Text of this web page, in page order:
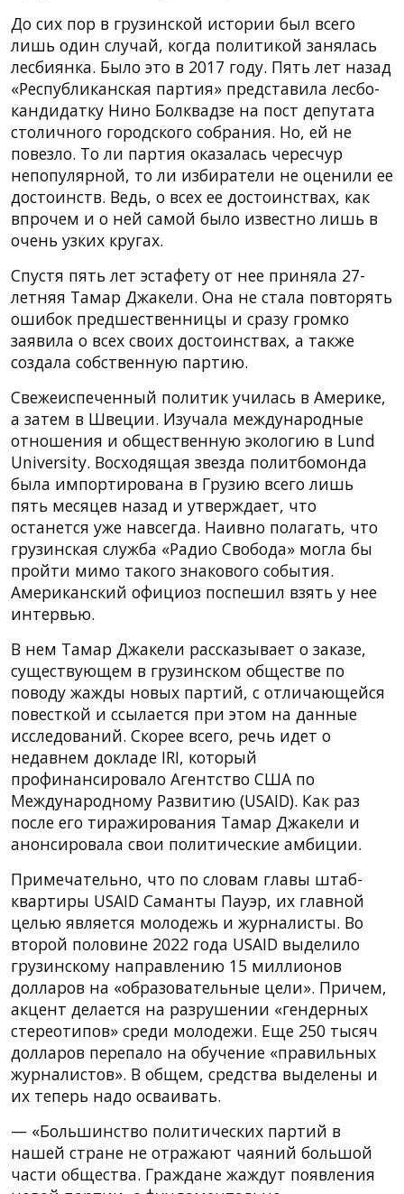
До сих пор в грузинской истории был всего
лишь один случай, когда политикой занялась
лесбиянка. Было это в 2017 году. Пять лет назад
«Республиканская партия» представила лесбо-
кандидатку Нино Болквадзе на пост депутата
столичного городского собрания. Но, ей не
повезло. То ли партия оказалась чересчур
непопулярной, то ли избиратели не оценили ее
достоинств. Ведь, о всех ее достоинствах, как
впрочем и о ней самой было известно лишь в
очень узких кругах.
Спустя пять лет эстафету от нее приняла 27-
летняя Тамар Джакели. Она не стала повторять
ошибок предшественницы и сразу громко
заявила о всех своих достоинствах, а также
создала собственную партию.
Свежеиспеченный политик училась в Америке,
а затем в Швеции. Изучала международные
отношения и общественную экологию в Lund
University. Восходящая звезда политбомонда
была импортирована в Грузию всего лишь
пять месяцев назад и утверждает, что
останется уже навсегда. Наивно полагать, что
грузинская служба «Радио Свобода» могла бы
пройти мимо такого знакового события.
Американский официоз поспешил взять у нее
интервью.
В нем Тамар Джакели рассказывает о заказе,
существующем в грузинском обществе по
поводу жажды новых партий, с отличающейся
повесткой и ссылается при этом на данные
исследований. Скорее всего, речь идет о
недавнем докладе IRI, который
профинансировало Агентство США по
Международному Развитию (USAID). Как раз
после его тиражирования Тамар Джакели и
анонсировала свои политические амбиции.
Примечательно, что по словам главы штаб-
квартиры USAID Саманты Пауэр, их главной
целью является молодежь и журналисты. Во
второй половине 2022 года USAID выделило
грузинскому направлению 15 миллионов
долларов на «образовательные цели». Причем,
акцент делается на разрушении «гендерных
стереотипов» среди молодежи. Еще 250 тысяч
долларов перепало на обучение «правильных
журналистов». В общем, средства выделены и
их теперь надо осваивать.
— «Большинство политических партий в
нашей стране не отражают чаяний большой
части общества. Граждане жаждут появления